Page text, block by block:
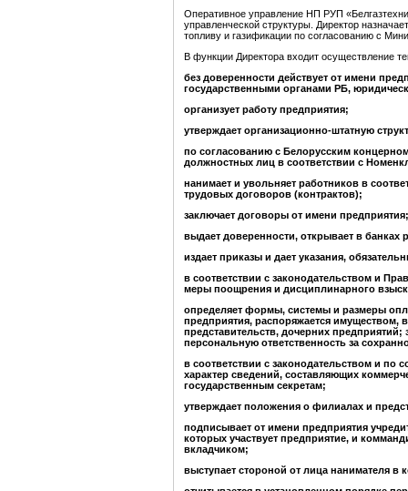
Оперативное управление НП РУП
управленческой структуры. Директор назначает
топливу и газификации по согласованию с
В функции Директора входит осуществление
без доверенности действует от имени
государственными органами РБ,
организует работу предприятия;
утверждает организационно-штатную
по согласованию с Белорусским
должностных лиц в соответствии с
нанимает и увольняет работников в
трудовых договоров (контрактов);
заключает договоры от имени предприятия;
выдает доверенности, открывает в банках
издает приказы и дает указания,
в соответствии с законодательством и
меры поощрения и дисциплинарного
определяет формы, системы и размеры
предприятия, распоряжается имуществом,
представительств, дочерних предприятий;
персональную ответственность за
в соответствии с законодательством и по
характер сведений, составляющих
государственным секретам;
утверждает положения о филиалах и
подписывает от имени предприятия
которых участвует предприятие, и
вкладчиком;
выступает стороной от лица нанимателя в